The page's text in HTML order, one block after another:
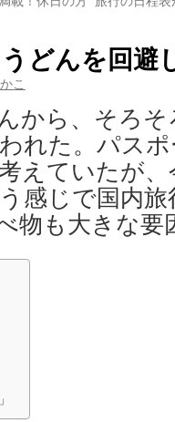
どんを回避
こ
から、そろ
れた。パス
えていたが
感じで国内
物も大きな要